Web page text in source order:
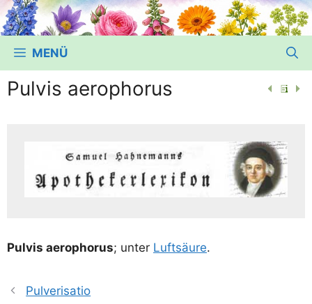
MENÜ
Pulvis aerophorus
Pul­vis aero­pho­rus; unter Luft­säu­re.
Pulverisatio